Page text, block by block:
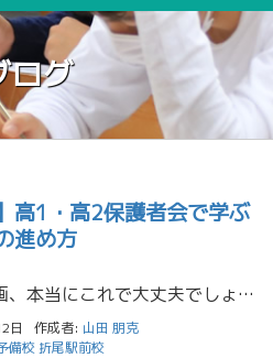
ログ
高1・高2保護者会で学ぶ
進め方
夏休みの学習計画、本当にこれで大丈夫でしょうか 東筑高校に通う高1・高2生の保護者の皆様、お子様の夏休みの学習計画について不安を感じていらっしゃいませんか。「部活動と学習の両立は大丈夫だろうか」「受験に向けて何から始めれ […]
日 作成者: 山田 朋克
備校 折尾駅前校